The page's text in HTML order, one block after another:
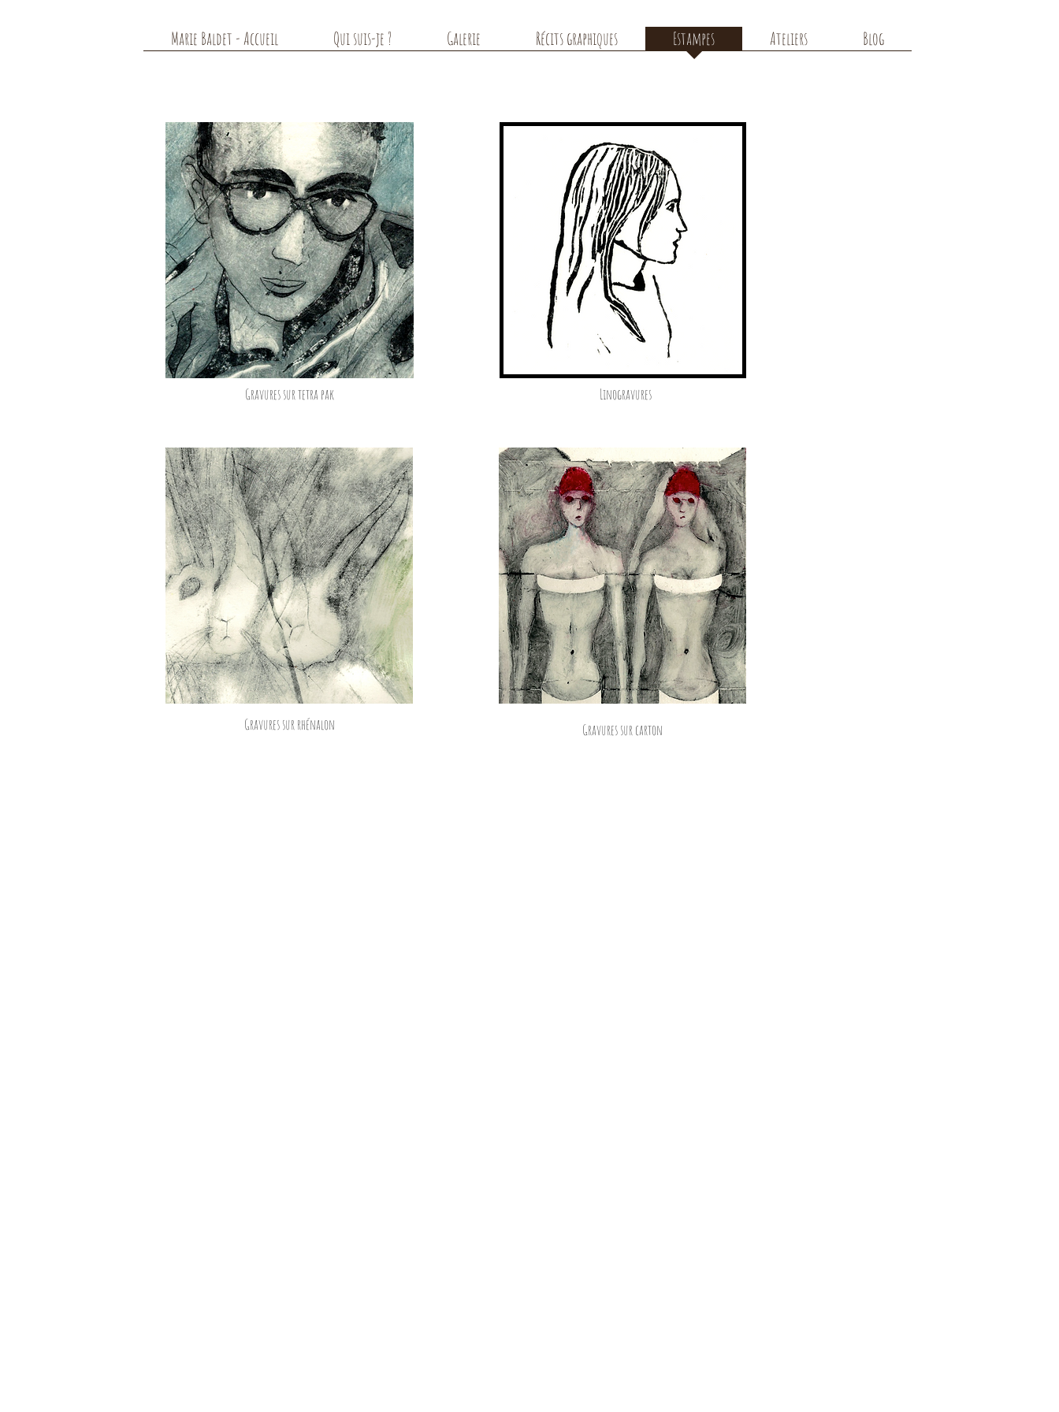
Gravures sur tetra pak
Gravures sur rhénalon
Linogravures
Gravures sur carton
Marie Baldet - Accueil Qui suis-je ? Galerie Récits graphiques Estampes Ateliers Blog